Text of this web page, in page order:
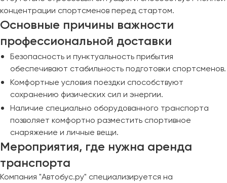
концентрации спортсменов перед стартом.
Основные причины важности
профессиональной доставки
Безопасность и пунктуальность прибытия
обеспечивают стабильность подготовки спортсменов.
Комфортные условия поездки способствуют
сохранению физических сил и энергии.
Наличие специально оборудованного транспорта
позволяет комфортно разместить спортивное
снаряжение и личные вещи.
Мероприятия, где нужна аренда
транспорта
Компания "Автобус.ру" специализируется на